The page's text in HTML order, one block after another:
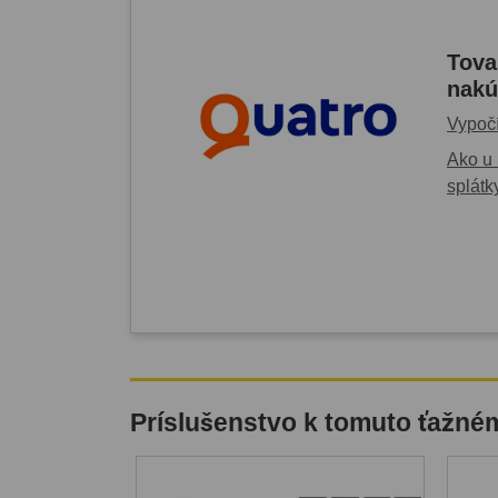
Ako u
Príslušenstvo k tomuto